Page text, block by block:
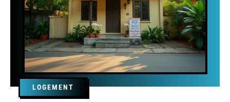
LOGEMENT